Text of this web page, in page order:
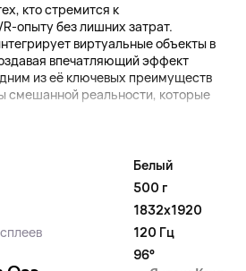
кто стремится к
опыту без лишних затрат.
виртуальные объекты в
впечатляющий эффект
из её ключевых преимуществ
смешанной реальности, которые
Белый
500 г
1832х1920
120 Гц
96°